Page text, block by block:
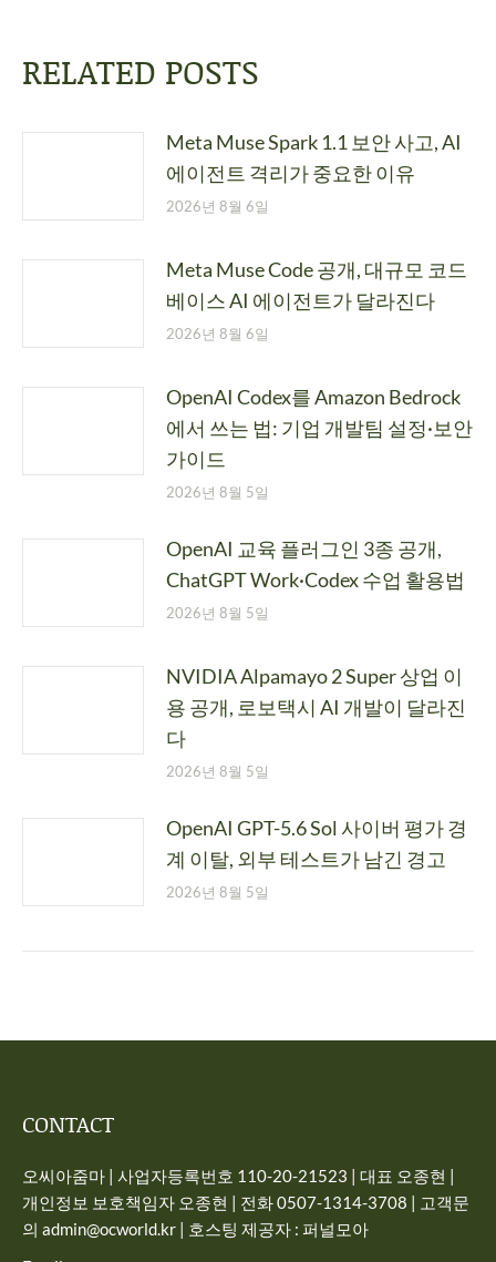
RELATED POSTS
Meta Muse Spark 1.1 보안 사고, AI
에이전트 격리가 중요한 이유
2026년 8월 6일
Meta Muse Code 공개, 대규모 코드
베이스 AI 에이전트가 달라진다
2026년 8월 6일
OpenAI Codex를 Amazon Bedrock
에서 쓰는 법: 기업 개발팀 설정·보안
가이드
2026년 8월 5일
OpenAI 교육 플러그인 3종 공개,
ChatGPT Work·Codex 수업 활용법
2026년 8월 5일
NVIDIA Alpamayo 2 Super 상업 이
용 공개, 로보택시 AI 개발이 달라진
다
2026년 8월 5일
OpenAI GPT-5.6 Sol 사이버 평가 경
계 이탈, 외부 테스트가 남긴 경고
2026년 8월 5일
CONTACT
오씨아줌마 | 사업자등록번호 110-20-21523 | 대표 오종현 |
개인정보 보호책임자 오종현 | 전화 0507-1314-3708 | 고객문
의 admin@ocworld.kr | 호스팅 제공자 : 퍼널모아